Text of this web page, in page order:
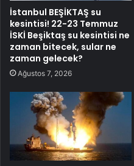
İstanbul BEŞİKTAŞ su
kesintisi! 22-23 Temmuz
İSKİ Beşiktaş su kesintisi ne
zaman bitecek, sular ne
zaman gelecek?
Ağustos 7, 2026